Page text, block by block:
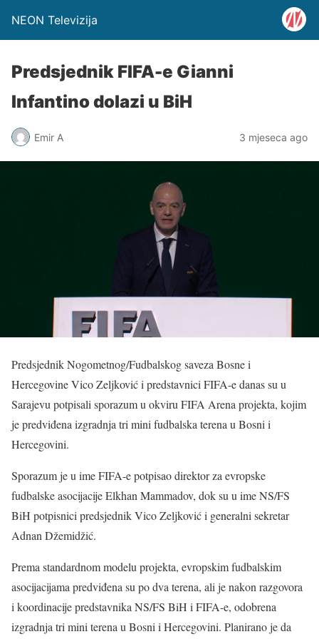
NEON Televizija
Predsjednik FIFA-e Gianni
Infantino dolazi u BiH
Emir A 3 mjeseca ago
Predsjednik Nogometnog/Fudbalskog saveza Bosne i
Hercegovine Vico Zeljković i predstavnici FIFA-e danas su u
Sarajevu potpisali sporazum u okviru FIFA Arena projekta, kojim
je predviđena izgradnja tri mini fudbalska terena u Bosni i
Hercegovini.
Sporazum je u ime FIFA-e potpisao direktor za evropske
fudbalske asocijacije Elkhan Mammadov, dok su u ime NS/FS
BiH potpisnici predsjednik Vico Zeljković i generalni sekretar
Adnan Džemidžić.
Prema standardnom modelu projekta, evropskim fudbalskim
asocijacijama predviđena su po dva terena, ali je nakon razgovora
i koordinacije predstavnika NS/FS BiH i FIFA-e, odobrena
izgradnja tri mini terena u Bosni i Hercegovini. Planirano je da